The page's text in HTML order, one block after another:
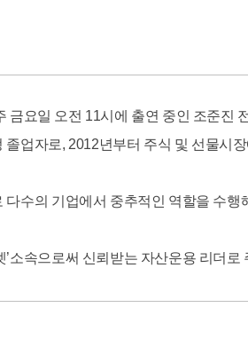
금요일 오전 11시에 출연 중인 조준진
업자로, 2012년부터 주식 및 선물시
수의 기업에서 중추적인 역할을 수행
소속으로써 신뢰받는 자산운용 리더로